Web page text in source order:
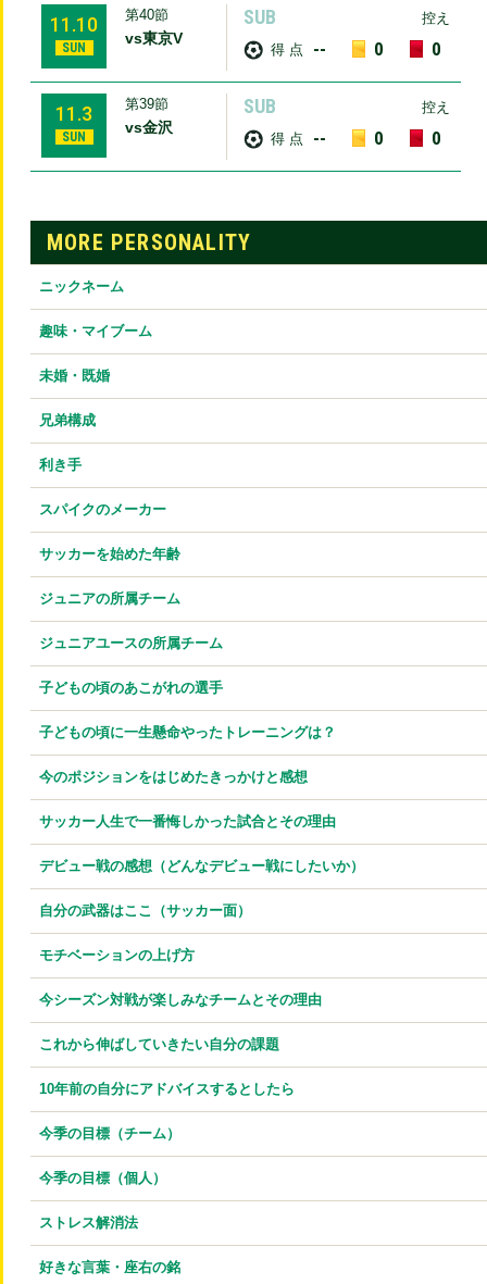
11.10
SUN
第40節
vs東京V
SUB
控え
得 点
-- 0 0
11.3
SUN
第39節
vs金沢
SUB
控え
得 点
-- 0 0
MORE PERSONALITY
ニックネーム
趣味・マイブーム
未婚・既婚
兄弟構成
利き手
スパイクのメーカー
サッカーを始めた年齢
ジュニアの所属チーム
ジュニアユースの所属チーム
子どもの頃のあこがれの選手
子どもの頃に一生懸命やったトレーニングは？
今のポジションをはじめたきっかけと感想
サッカー人生で一番悔しかった試合とその理由
デビュー戦の感想（どんなデビュー戦にしたいか）
自分の武器はここ（サッカー面）
モチベーションの上げ方
今シーズン対戦が楽しみなチームとその理由
これから伸ばしていきたい自分の課題
10年前の自分にアドバイスするとしたら
今季の目標（チーム）
今季の目標（個人）
ストレス解消法
好きな言葉・座右の銘